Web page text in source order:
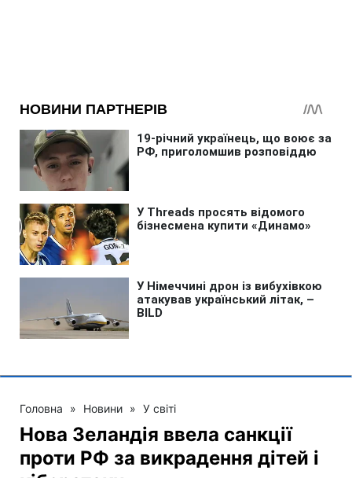
Головна » Новини » У світі
Нова Зеландія ввела санкції
проти РФ за викрадення дітей і